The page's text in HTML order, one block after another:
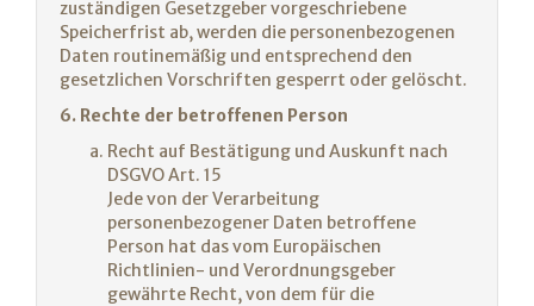
zuständigen Gesetzgeber vorgeschriebene
Speicherfrist ab, werden die personenbezogenen
Daten routinemäßig und entsprechend den
gesetzlichen Vorschriften gesperrt oder gelöscht.
6. Rechte der betroffenen Person
Recht auf Bestätigung und Auskunft nach
DSGVO Art. 15
Jede von der Verarbeitung
personenbezogener Daten betroffene
Person hat das vom Europäischen
Richtlinien- und Verordnungsgeber
gewährte Recht, von dem für die